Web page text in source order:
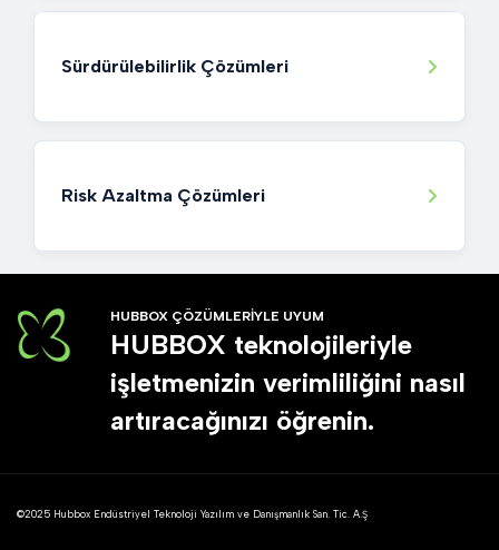
Sürdürülebilirlik Çözümleri
Risk Azaltma Çözümleri
HUBBOX ÇÖZÜMLERİYLE UYUM
HUBBOX teknolojileriyle
işletmenizin verimliliğini nasıl
artıracağınızı öğrenin.
©2025 Hubbox Endüstriyel Teknoloji Yazılım ve Danışmanlık San. Tic. A.Ş